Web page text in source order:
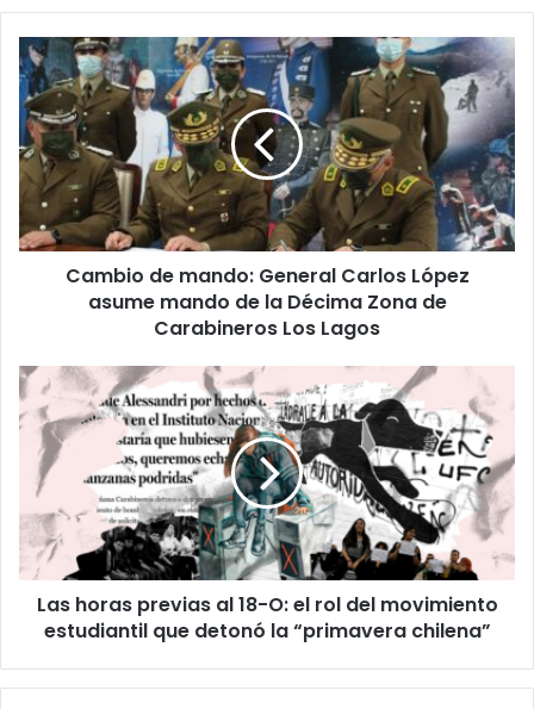
Cambio
de
mando:
General
Carlos
López
asume
mando
de
Carabineros
Los
Lagos
Cambio de mando: General Carlos López
asume mando de la Décima Zona de
Carabineros Los Lagos
Las
horas
previas
18-
rol
del
movimiento
estudiantil
Las horas previas al 18-O: el rol del movimiento
estudiantil que detonó la “primavera chilena”